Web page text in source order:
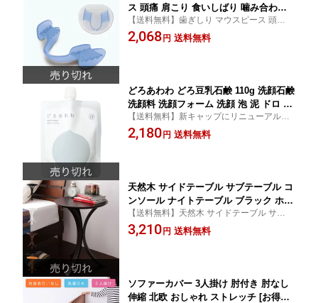
ス 頭痛 肩こり 食いしばり 噛み合わせ
ドリーム 0070-2667【送料無料】
【送料無料】歯ぎしり マウスピース 頭痛
肩こり 噛み合わせ 食いしばり ドリーム
2,068円 送料無料
どろあわわ どろ豆乳石鹸 110g 洗顔石鹸
洗顔料 洗顔フォーム 洗顔 泡 泥 ドロ 石
鹸 豆乳（3個以上から代引き可）(代引不
可)【メール便】【送料無料】
【送料無料】新キャップにリニューアル！
泡立てネット付き！1個注文はゆうパケット
配送
2,180円 送料無料
天然木 サイドテーブル サブテーブル コ
ンソール ナイトテーブル ブラック ホワ
イト ナチュラル ダークブラウン 天然木
突き板サイドテーブル[カウチュ]Caoutc
【送料無料】天然木 サイドテーブル サブテ
ーブル コンソール ナイトテーブル ブラッ
ク ホワイト ナチュラル ダークブラウン
3,210円 送料無料
ソファーカバー 3人掛け 肘付き 肘なし
伸縮 北欧 おしゃれ ストレッチ [お得な